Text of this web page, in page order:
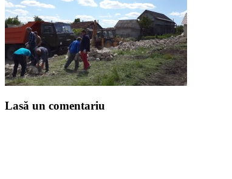
Lasă un comentariu